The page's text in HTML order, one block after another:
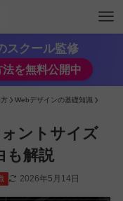
スクール監修
を無料公開中
Webデザインの基礎知識
ントサイズ
も解説
2026年5月14日